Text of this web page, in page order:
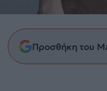
Προσθήκη του